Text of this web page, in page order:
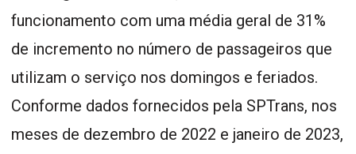
funcionamento com uma média geral de 31%
de incremento no número de passageiros que
utilizam o serviço nos domingos e feriados.
Conforme dados fornecidos pela SPTrans, nos
meses de dezembro de 2022 e janeiro de 2023,